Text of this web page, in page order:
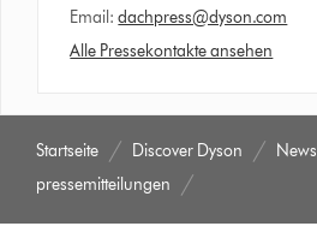
Email:dachpress@dyson.com
Alle Pressekontakte ansehen
Startseite Discover Dyson
News
pressemitteilungen